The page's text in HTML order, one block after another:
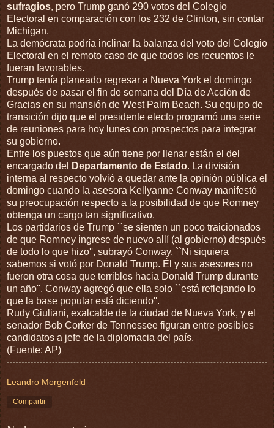
sufragios, pero Trump ganó 290 votos del Colegio
Electoral en comparación con los 232 de Clinton, sin contar
Michigan.
La demócrata podría inclinar la balanza del voto del Colegio
Electoral en el remoto caso de que todos los recuentos le
fueran favorables.
Trump tenía planeado regresar a Nueva York el domingo
después de pasar el fin de semana del Día de Acción de
Gracias en su mansión de West Palm Beach. Su equipo de
transición dijo que el presidente electo programó una serie
de reuniones para hoy lunes con prospectos para integrar
su gobierno.
Entre los puestos que aún tiene por llenar están el del
encargado del
Departamento de Estado. La división
interna al respecto volvió a quedar ante la opinión pública el
domingo cuando la asesora Kellyanne Conway manifestó
su preocupación respecto a la posibilidad de que Romney
obtenga un cargo tan significativo.
Los partidarios de Trump ``se sienten un poco traicionados
de que Romney ingrese de nuevo allí (al gobierno) después
de todo lo que hizo'', subrayó Conway. ``Ni siquiera
sabemos si votó por Donald Trump. Él y sus asesores no
fueron otra cosa que terribles hacia Donald Trump durante
un año''. Conway agregó que ella solo ``está reflejando lo
que la base popular está diciendo''.
Rudy Giuliani, exalcalde de la ciudad de Nueva York, y el
senador Bob Corker de Tennessee figuran entre posibles
candidatos a jefe de la diplomacia del país.
(Fuente: AP)
Leandro Morgenfeld
Compartir